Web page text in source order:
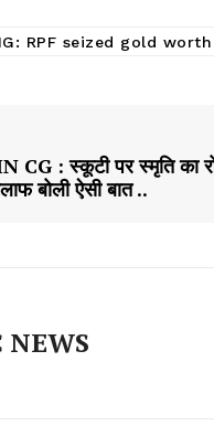
RPF seized gold
: स्कूटी पर स्मृति का
बोली ऐसी बात ..
NEWS